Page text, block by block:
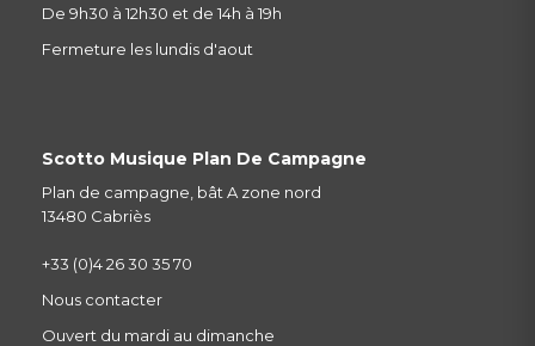
De 9h30 à 12h30 et de 14h à 19h
Fermeture les lundis d'aout
Scotto Musique Plan De Campagne
Plan de campagne, bât A zone nord
13480 Cabriès
+33 (0)4 26 30 35 70
Nous contacter
Ouvert du mardi au dimanche